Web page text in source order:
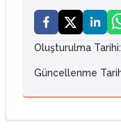
Oluşturulma Tarihi:
Güncellenme